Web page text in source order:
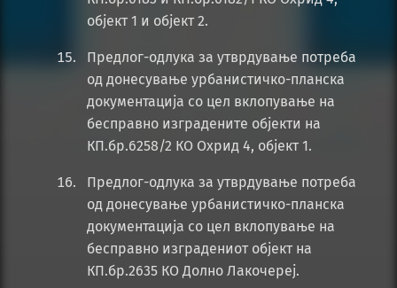
објект 1 и објект 2.
Предлог-одлука за утврдување потреба
од донесување урбанистичко-планска
документација со цел вклопување на
бесправно изградените објекти на
КП.бр.6258/2 КО Охрид 4, објект 1.
Предлог-одлука за утврдување потреба
од донесување урбанистичко-планска
документација со цел вклопување на
бесправно изградениот објект на
КП.бр.2635 КО Долно Лакочереј.